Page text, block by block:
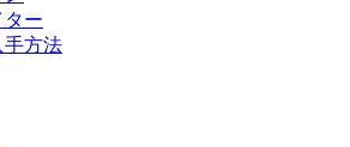
ター
手方法